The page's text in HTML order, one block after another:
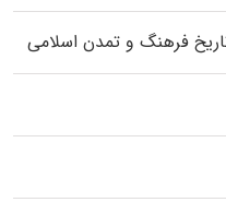
فرهنگ و تمدن اسلامی